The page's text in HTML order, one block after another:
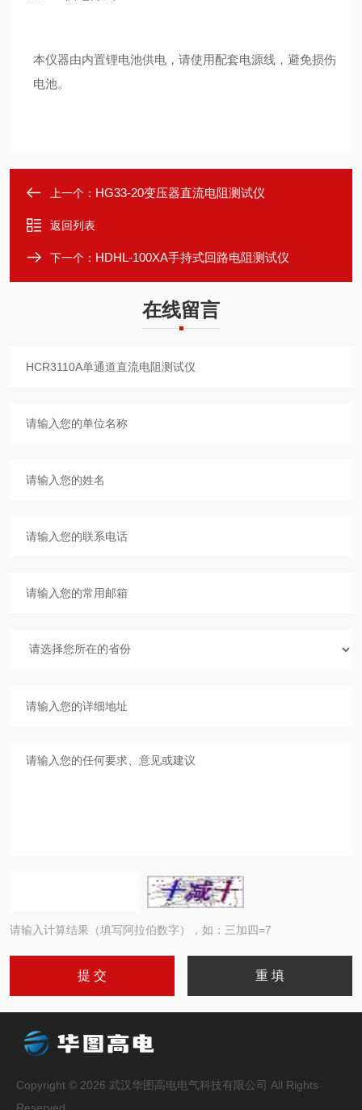
本仪器由内置锂电池供电，请使⽤配套电源线，避免损伤
电池。
上一个： HG33-20变压器直流电阻测试仪
返回列表
下一个： HDHL-100XA手持式回路电阻测试仪
在线留言
请输入计算结果（填写阿拉伯数字），如：三加四=7
Copyright © 2026 武汉华图高电电气科技有限公司 All Rights